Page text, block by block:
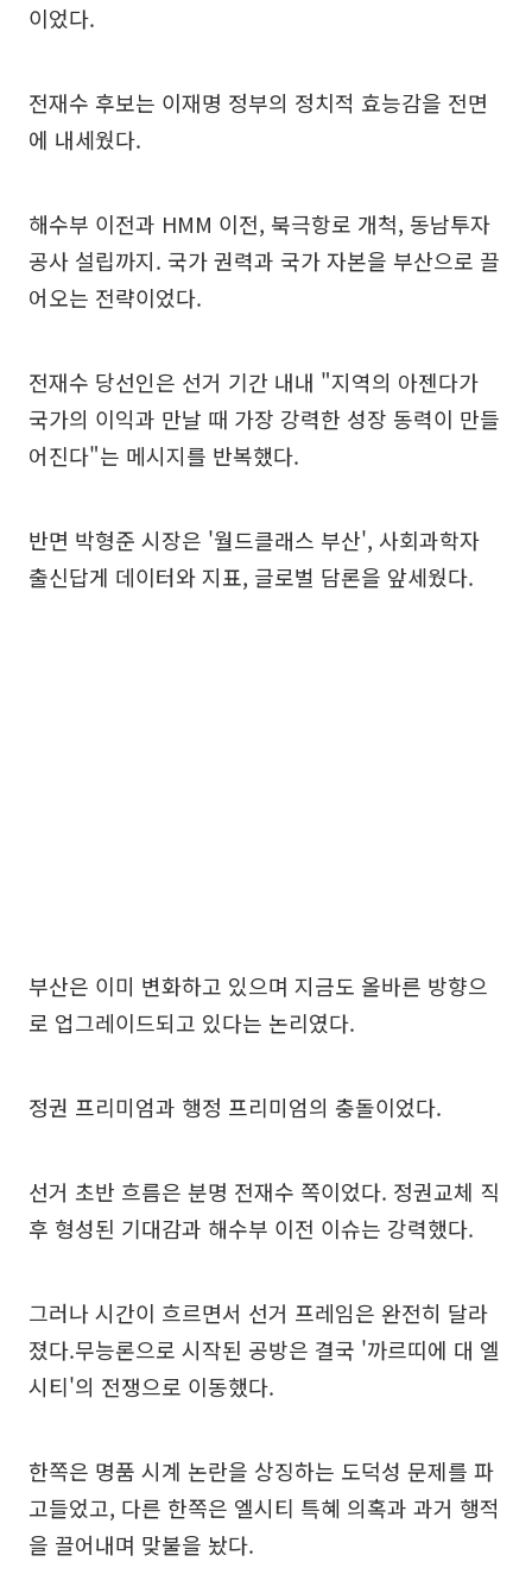
이었다.
전재수 후보는 이재명 정부의 정치적 효능감을 전면
에 내세웠다.
해수부 이전과 HMM 이전, 북극항로 개척, 동남투자
공사 설립까지. 국가 권력과 국가 자본을 부산으로 끌
어오는 전략이었다.
전재수 당선인은 선거 기간 내내 "지역의 아젠다가
국가의 이익과 만날 때 가장 강력한 성장 동력이 만들
어진다"는 메시지를 반복했다.
반면 박형준 시장은 '월드클래스 부산', 사회과학자
출신답게 데이터와 지표, 글로벌 담론을 앞세웠다.
부산은 이미 변화하고 있으며 지금도 올바른 방향으
로 업그레이드되고 있다는 논리였다.
정권 프리미엄과 행정 프리미엄의 충돌이었다.
선거 초반 흐름은 분명 전재수 쪽이었다. 정권교체 직
후 형성된 기대감과 해수부 이전 이슈는 강력했다.
그러나 시간이 흐르면서 선거 프레임은 완전히 달라
졌다.무능론으로 시작된 공방은 결국 '까르띠에 대 엘
시티'의 전쟁으로 이동했다.
한쪽은 명품 시계 논란을 상징하는 도덕성 문제를 파
고들었고, 다른 한쪽은 엘시티 특혜 의혹과 과거 행적
을 끌어내며 맞불을 놨다.